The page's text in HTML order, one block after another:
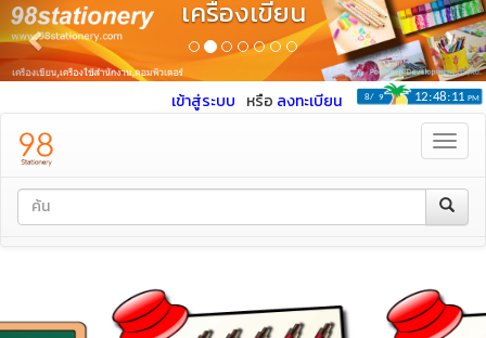
เครื่องเขียน
Previous
เข้าสู่ระบบ หรือ ลงทะเบียน